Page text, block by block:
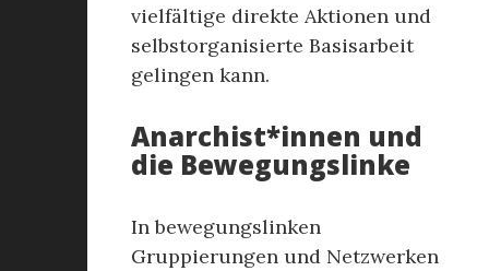
vielfältige direkte Aktionen und
selbstorganisierte Basisarbeit
gelingen kann.
Anarchist*innen und
die Bewegungslinke
In bewegungslinken
Gruppierungen und Netzwerken